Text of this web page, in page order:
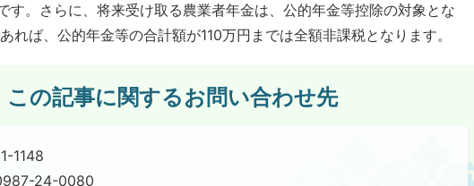
す。さらに、将来受け取る農業者年金は、公的年金等控除の対象とな
れば、公的年金等の合計額が110万円までは全額非課税となります。
この記事に関するお問い合わせ先
1148
24-0080